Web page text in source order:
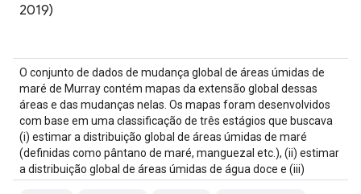
2019)
O conjunto de dados de mudança global de áreas úmidas de
maré de Murray contém mapas da extensão global dessas
áreas e das mudanças nelas. Os mapas foram desenvolvidos
com base em uma classificação de três estágios que buscava
(i) estimar a distribuição global de áreas úmidas de maré
(definidas como pântano de maré, manguezal etc.), (ii) estimar
a distribuição global de áreas úmidas de água doce e (iii)